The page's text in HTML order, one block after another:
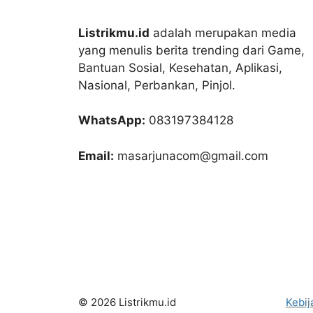
Listrikmu.id adalah merupakan media
yang menulis berita trending dari Game,
Bantuan Sosial, Kesehatan, Aplikasi,
Nasional, Perbankan, Pinjol.
WhatsApp: 083197384128
Email: masarjunacom@gmail.com
© 2026 Listrikmu.id